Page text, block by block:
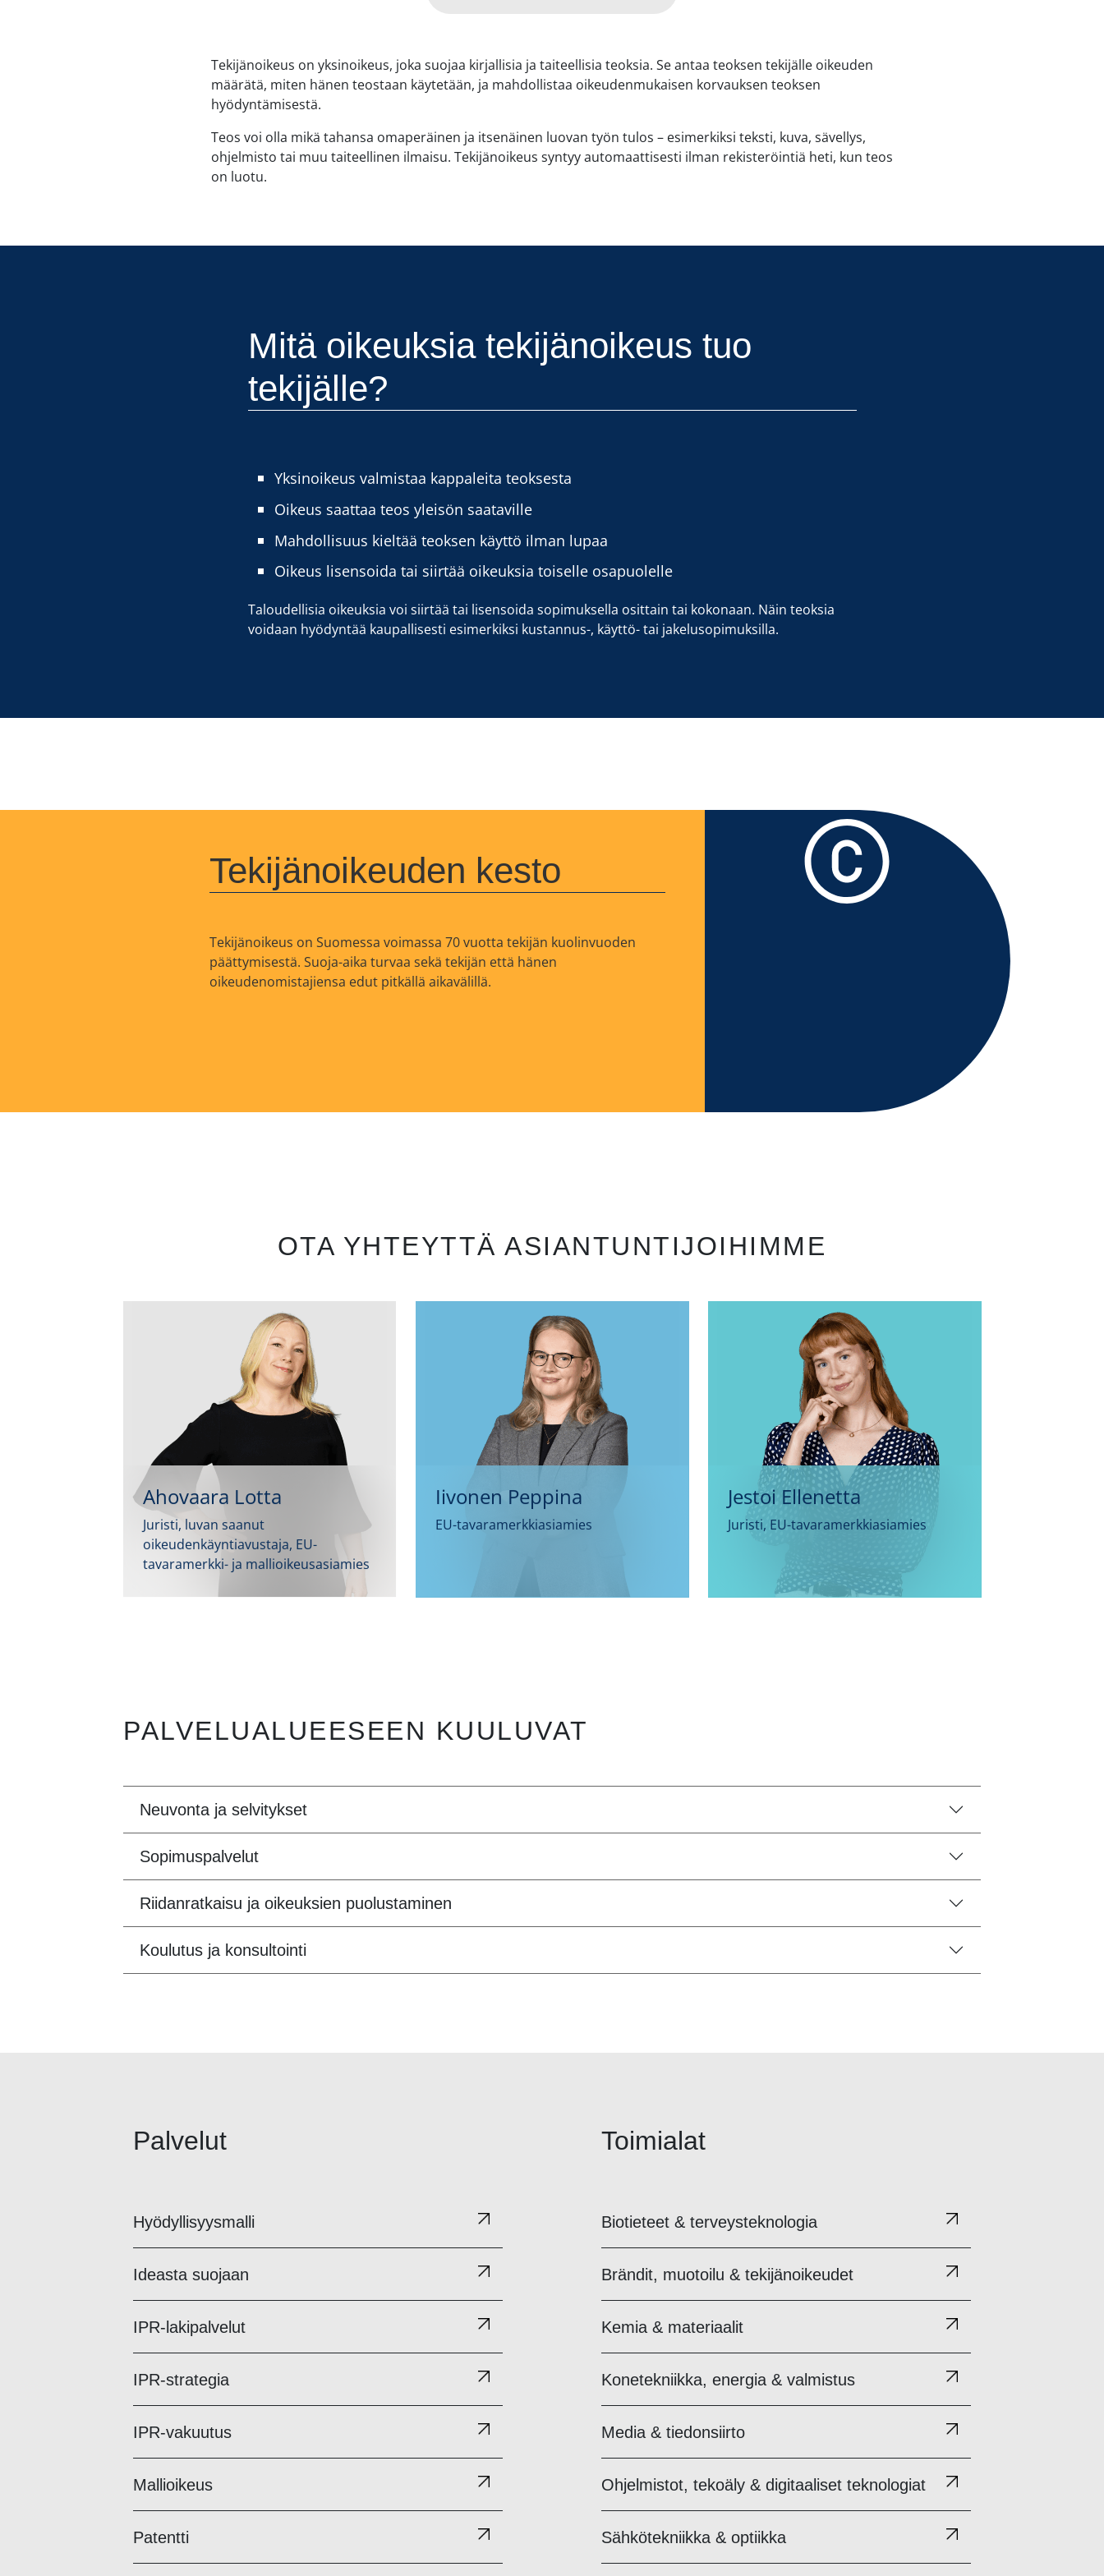
Tekijänoikeus on yksinoikeus, joka suojaa kirjallisia ja taiteellisia teoksia. Se antaa teoksen tekijälle oikeuden
määrätä, miten hänen teostaan käytetään, ja mahdollistaa oikeudenmukaisen korvauksen teoksen
hyödyntämisestä.
Teos voi olla mikä tahansa omaperäinen ja itsenäinen luovan työn tulos – esimerkiksi teksti, kuva, sävellys,
ohjelmisto tai muu taiteellinen ilmaisu. Tekijänoikeus syntyy automaattisesti ilman rekisteröintiä heti, kun teos
on luotu.
Mitä oikeuksia tekijänoikeus tuo
tekijälle?
Yksinoikeus valmistaa kappaleita teoksesta
Oikeus saattaa teos yleisön saataville
Mahdollisuus kieltää teoksen käyttö ilman lupaa
Oikeus lisensoida tai siirtää oikeuksia toiselle osapuolelle
Taloudellisia oikeuksia voi siirtää tai lisensoida sopimuksella osittain tai kokonaan. Näin teoksia
voidaan hyödyntää kaupallisesti esimerkiksi kustannus-, käyttö- tai jakelusopimuksilla.
Tekijänoikeuden kesto
Tekijänoikeus on Suomessa voimassa 70 vuotta tekijän kuolinvuoden
päättymisestä. Suoja-aika turvaa sekä tekijän että hänen
oikeudenomistajiensa edut pitkällä aikavälillä.
OTA YHTEYTTÄ ASIANTUNTIJOIHIMME
Ahovaara Lotta
Juristi, luvan saanut
oikeudenkäyntiavustaja, EU-
tavaramerkki- ja mallioikeusasiamies
Iivonen Peppina
EU-tavaramerkkiasiamies
Jestoi Ellenetta
Juristi, EU-tavaramerkkiasiamies
PALVELUALUEESEEN KUULUVAT
Neuvonta ja selvitykset
Sopimuspalvelut
Riidanratkaisu ja oikeuksien puolustaminen
Koulutus ja konsultointi
Palvelut
Hyödyllisyysmalli
Ideasta suojaan
IPR-lakipalvelut
IPR-strategia
IPR-vakuutus
Mallioikeus
Patentti
Toimialat
Biotieteet & terveysteknologia
Brändit, muotoilu & tekijänoikeudet
Kemia & materiaalit
Konetekniikka, energia & valmistus
Media & tiedonsiirto
Ohjelmistot, tekoäly & digitaaliset teknologiat
Sähkötekniikka & optiikka